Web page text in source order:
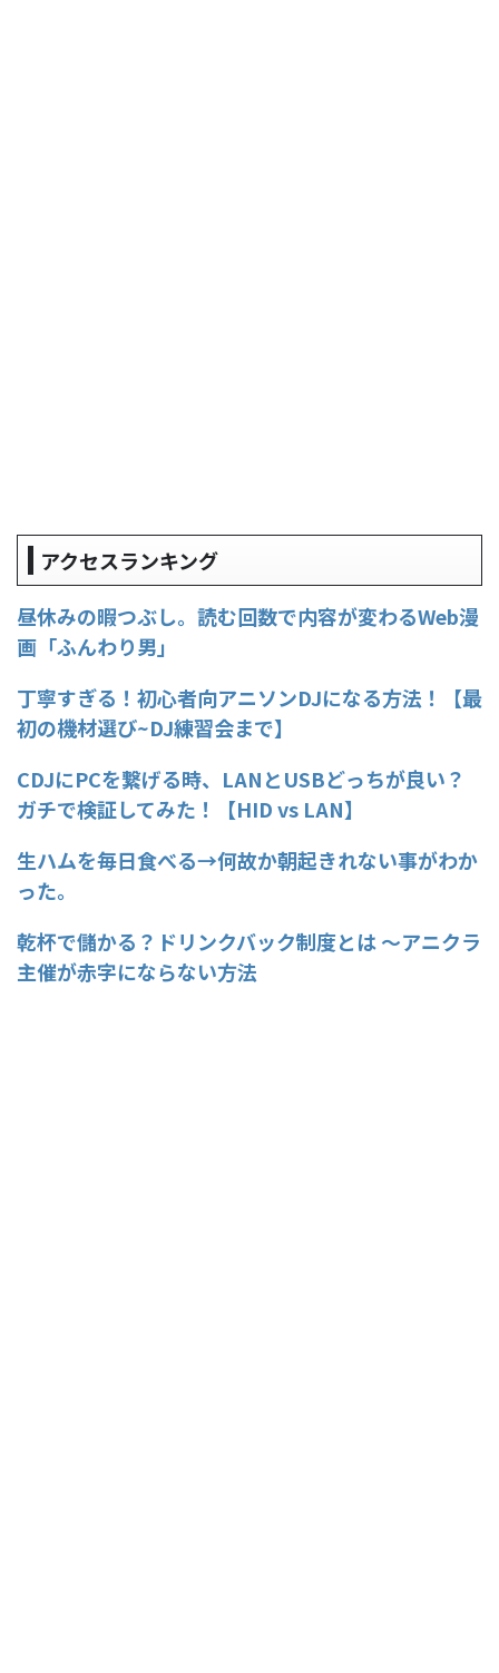
アクセスランキング
昼休みの暇つぶし。読む回数で内容が変わるWeb漫
画「ふんわり男」
丁寧すぎる！初心者向アニソンDJになる方法！【最
初の機材選び~DJ練習会まで】
CDJにPCを繋げる時、LANとUSBどっちが良い？
ガチで検証してみた！【HID vs LAN】
生ハムを毎日食べる→何故か朝起きれない事がわか
った。
乾杯で儲かる？ドリンクバック制度とは ～アニクラ
主催が赤字にならない方法